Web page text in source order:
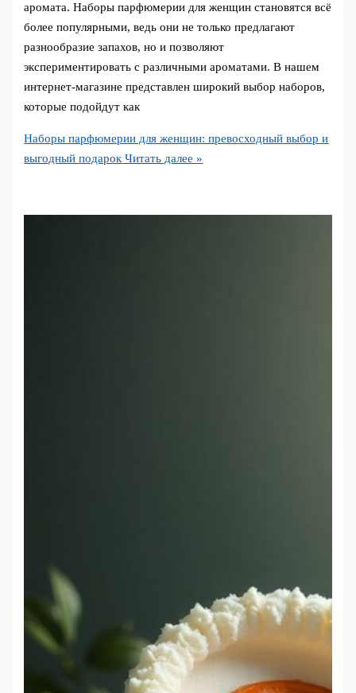
аромата. Наборы парфюмерии для женщин становятся всё
более популярными, ведь они не только предлагают
разнообразие запахов, но и позволяют
экспериментировать с различными ароматами. В нашем
интернет-магазине представлен широкий выбор наборов,
которые подойдут как
Наборы парфюмерии для женщин: превосходный выбор и
выгодный подарок Читать далее »